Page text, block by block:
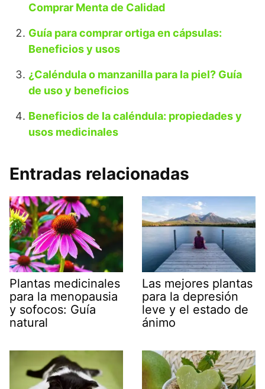
Comprar Menta de Calidad
Guía para comprar ortiga en cápsulas:
Beneficios y usos
¿Caléndula o manzanilla para la piel? Guía
de uso y beneficios
Beneficios de la caléndula: propiedades y
usos medicinales
Entradas relacionadas
Plantas medicinales
para la menopausia
y sofocos: Guía
natural
Las mejores plantas
para la depresión
leve y el estado de
ánimo